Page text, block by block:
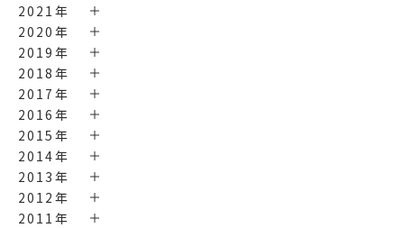
2021年
2020年
2019年
2018年
2017年
2016年
2015年
2014年
2013年
2012年
2011年